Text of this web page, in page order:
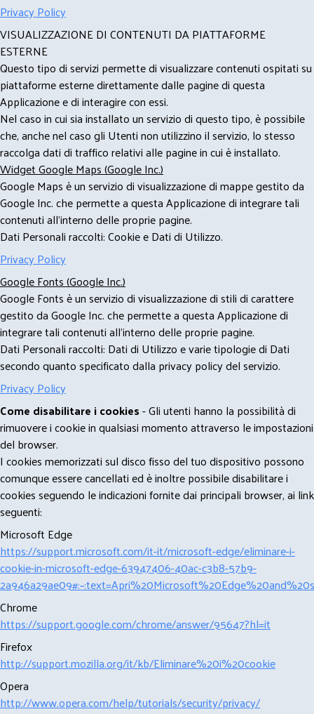
Privacy Policy
VISUALIZZAZIONE DI CONTENUTI DA PIATTAFORME
ESTERNE
Questo tipo di servizi permette di visualizzare contenuti ospitati su
piattaforme esterne direttamente dalle pagine di questa
Applicazione e di interagire con essi.
Nel caso in cui sia installato un servizio di questo tipo, è possibile
che, anche nel caso gli Utenti non utilizzino il servizio, lo stesso
raccolga dati di traffico relativi alle pagine in cui è installato.
Widget Google Maps (Google Inc.)
Google Maps è un servizio di visualizzazione di mappe gestito da
Google Inc. che permette a questa Applicazione di integrare tali
contenuti all'interno delle proprie pagine.
Dati Personali raccolti: Cookie e Dati di Utilizzo.
Privacy Policy
Google Fonts (Google Inc.)
Google Fonts è un servizio di visualizzazione di stili di carattere
gestito da Google Inc. che permette a questa Applicazione di
integrare tali contenuti all'interno delle proprie pagine.
Dati Personali raccolti: Dati di Utilizzo e varie tipologie di Dati
secondo quanto specificato dalla privacy policy del servizio.
Privacy Policy
Come disabilitare i cookies- Gli utenti hanno la possibilità di
rimuovere i cookie in qualsiasi momento attraverso le impostazioni
del browser.
I cookies memorizzati sul disco fisso del tuo dispositivo possono
comunque essere cancellati ed è inoltre possibile disabilitare i
cookies seguendo le indicazioni fornite dai principali browser, ai link
seguenti:
Microsoft Edge
https://support.microsoft.com/it-it/microsoft-edge/eliminare-i-
cookie-in-microsoft-edge-63947406-40ac-c3b8-57b9-
Chrome
https://support.google.com/chrome/answer/95647?hl=it
Firefox
http://support.mozilla.org/it/kb/Eliminare%20i%20cookie
Opera
http://www.opera.com/help/tutorials/security/privacy/